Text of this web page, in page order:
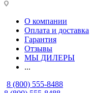
О компании
Оплата и доставка
Гарантия
Отзывы
МЫ ДИЛЕРЫ
...
8 (800) 555-8488